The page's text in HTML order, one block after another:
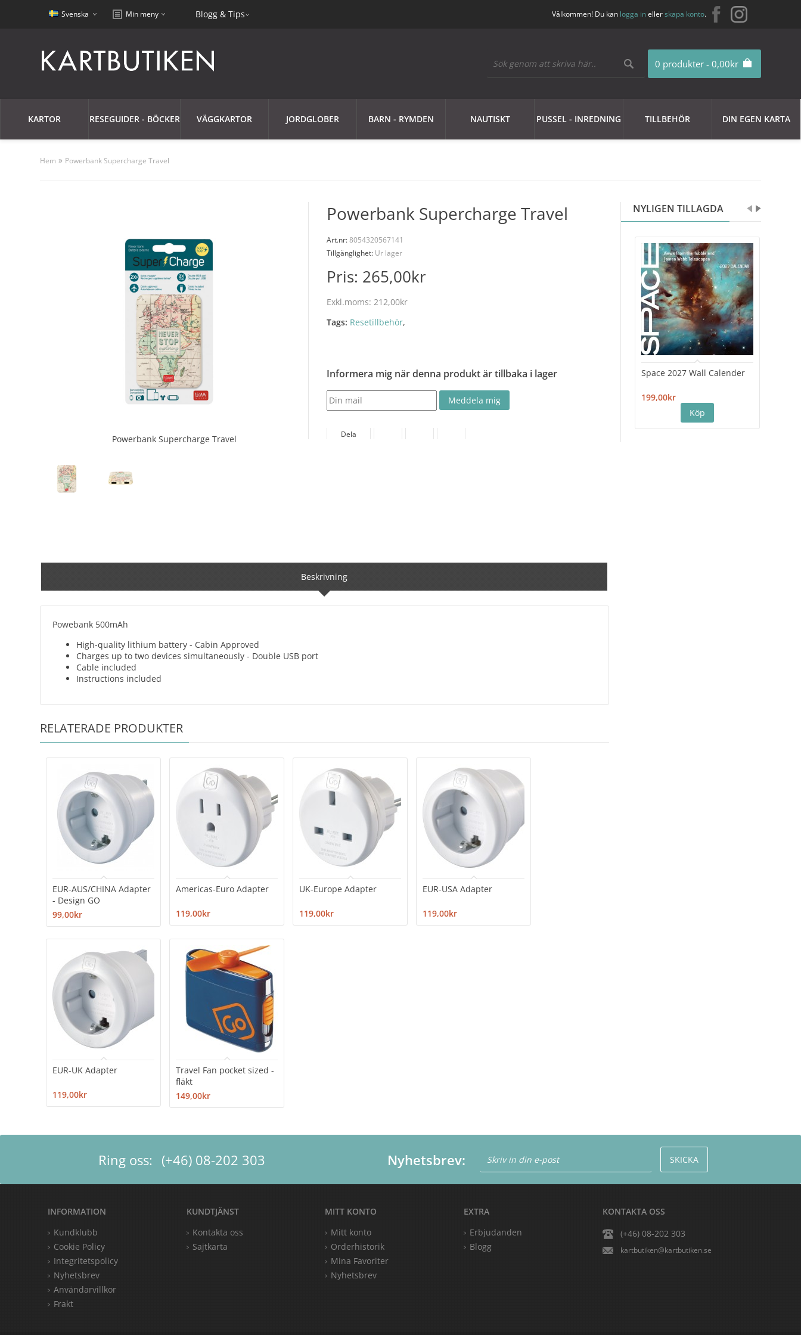
Svenska Min meny Blogg & Tips Välkommen! Du kan logga inellerskapa konto.
0 produkter - 0,00kr
KARTOR RESEGUIDER - BÖCKER VÄGGKARTOR JORDGLOBER BARN - RYMDEN NAUTISKT PUSSEL - INREDNING TILLBEHÖR DIN EGEN KARTA
Hem » Powerbank Supercharge Travel
NYLIGEN TILLAGDA
Space 2027 Wall Calender
199,00kr
Powerbank Supercharge Travel
Powerbank Supercharge Travel
Art.nr:8054320567141
Tillgänglighet: Ur lager
Pris: 265,00kr
Exkl.moms:212,00kr
Tags: Resetillbehör,
Informera mig när denna produkt är tillbaka i lager
Dela
Beskrivning
Powebank 500mAh
High-quality lithium battery - Cabin Approved
Charges up to two devices simultaneously - Double USB port
Cable included
Instructions included
RELATERADE PRODUKTER
EUR-AUS/CHINA Adapter
- Design GO
99,00kr
Americas-Euro Adapter
119,00kr
UK-Europe Adapter
119,00kr
EUR-USA Adapter
119,00kr
EUR-UK Adapter
119,00kr
Travel Fan pocket sized -
fläkt
149,00kr
Ring oss: (+46) 08-202 303 Nyhetsbrev:
KONTAKTA OSS
(+46) 08-202 303
kartbutiken@kartbutiken.se
EXTRA
Erbjudanden
Blogg
MITT KONTO
Mitt konto
Orderhistorik
Mina Favoriter
Nyhetsbrev
KUNDTJÄNST
Kontakta oss
Sajtkarta
INFORMATION
Kundklubb
Cookie Policy
Integritetspolicy
Nyhetsbrev
Användarvillkor
Frakt